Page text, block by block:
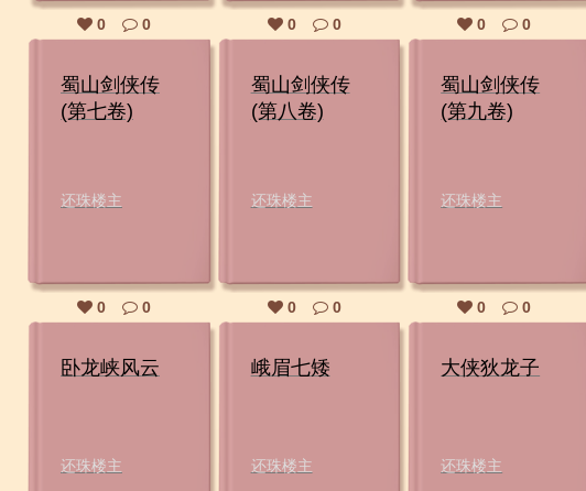
0 0 0 0 0 0
蜀山剑侠传
(第七卷)
还珠楼主
0 0
蜀山剑侠传
(第八卷)
还珠楼主
0 0
蜀山剑侠传
(第九卷)
还珠楼主
0 0
卧龙峡风云
还珠楼主
峨眉七矮
还珠楼主
大侠狄龙子
还珠楼主